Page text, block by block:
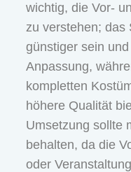
wichtig, die Vor-
zu verstehen; das
günstiger sein
Anpassung,
kompletten
höhere Qualität
Umsetzung sollte
behalten, da die
oder